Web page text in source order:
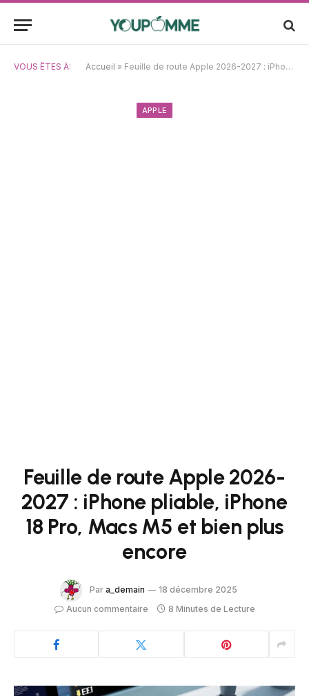
VOUS ÊTES À: Accueil » Feuille de route Apple 2026-2027 : iPhone pliable, iPhone 18 Pro, Macs M5 et bien plus encore
APPLE
Feuille de route Apple 2026-
2027 : iPhone pliable, iPhone
18 Pro, Macs M5 et bien plus
encore
Par a_demain
18 décembre 2025
Aucun commentaire
8 Minutes de Lecture